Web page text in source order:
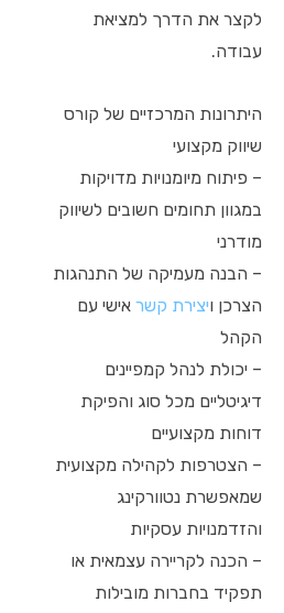
לקצר את הדרך למציאת
עבודה.
היתרונות המרכזיים של קורס
שיווק מקצועי
– פיתוח מיומנויות מדויקות
במגוון תחומים חשובים לשיווק
מודרני
– הבנה מעמיקה של התנהגות
הצרכן ויצירת קשר אישי עם
הקהל
– יכולת לנהל קמפיינים
דיגיטליים מכל סוג והפיקת
דוחות מקצועיים
– הצטרפות לקהילה מקצועית
שמאפשרת נטוורקינג
והזדמנויות עסקיות
– הכנה לקריירה עצמאית או
תפקיד בחברות מובילות